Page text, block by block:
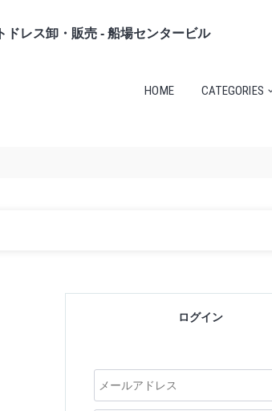
ドレス卸・販売 - 船場センタービル
HOME CATEGORIES
ログイン